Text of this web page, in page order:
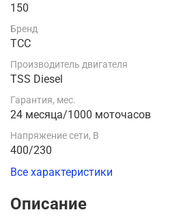
150
Бренд
ТСС
Производитель двигателя
TSS Diesel
Гарантия, мес.
24 месяца/1000 моточасов
Напряжение сети, В
400/230
Все характеристики
Описание